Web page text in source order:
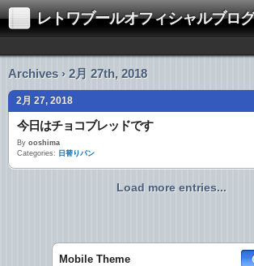
レトワブールオフィシャルブログ
Archives › 2月 27th, 2018
2月 27, 2018
今日はチョコブレッドです
By ooshima
Categories: 日替りパン
Load more entries...
Mobile Theme